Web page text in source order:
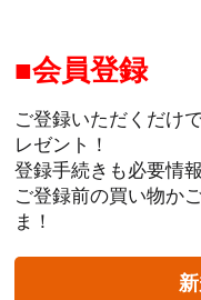
会員登録
ご登録いただくだけ
レゼント！
登録手続きも必要情
ご登録前の買い物か
ま！